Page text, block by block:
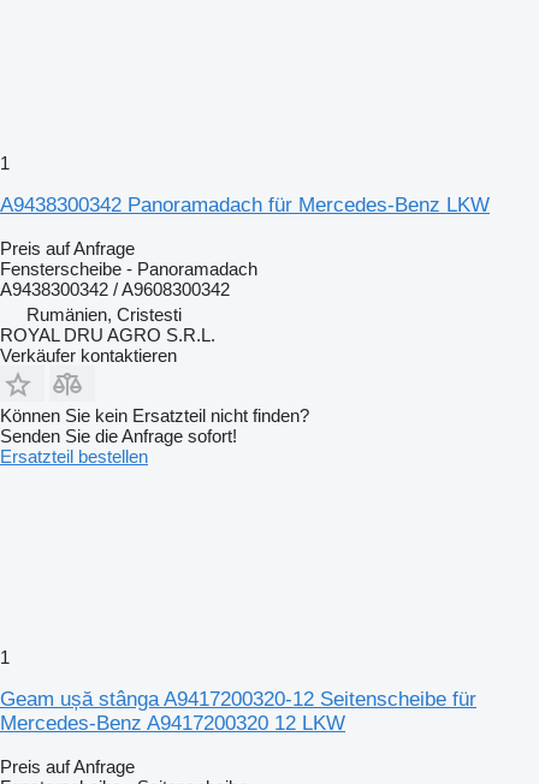
1
A9438300342 Panoramadach für Mercedes-Benz LKW
Preis auf Anfrage
Fensterscheibe - Panoramadach
A9438300342 / A9608300342
Rumänien, Cristesti
ROYAL DRU AGRO S.R.L.
Verkäufer kontaktieren
Können Sie kein Ersatzteil nicht finden?
Senden Sie die Anfrage sofort!
Ersatzteil bestellen
1
Geam ușă stânga A9417200320-12 Seitenscheibe für
Mercedes-Benz A9417200320 12 LKW
Preis auf Anfrage